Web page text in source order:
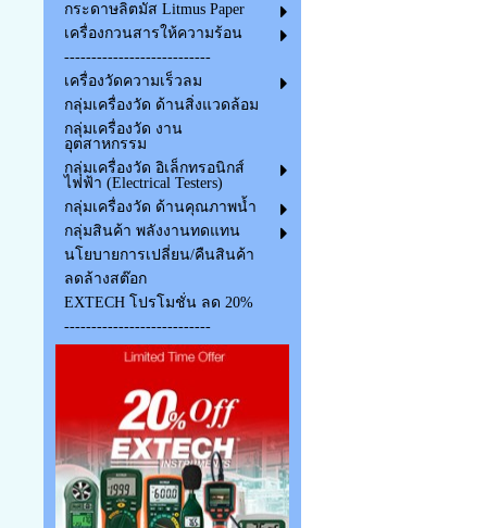
กระดาษลิตมัส Litmus Paper
เครื่องกวนสารให้ความร้อน
---------------------------
เครื่องวัดความเร็วลม
กลุ่มเครื่องวัด ด้านสิ่งแวดล้อม
กลุ่มเครื่องวัด งาน
อุตสาหกรรม
กลุ่มเครื่องวัด อิเล็กทรอนิกส์
ไฟฟ้า (Electrical Testers)
กลุ่มเครื่องวัด ด้านคุณภาพน้ำ
กลุ่มสินค้า พลังงานทดแทน
นโยบายการเปลี่ยน/คืนสินค้า
ลดล้างสต๊อก
EXTECH โปรโมชั่น ลด 20%
---------------------------